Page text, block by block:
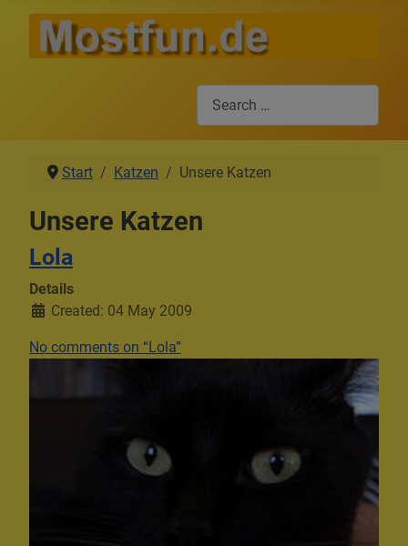
Start Katzen Unsere Katzen
Unsere Katzen
Lola
Details
Created: 04 May 2009
No comments on “Lola”